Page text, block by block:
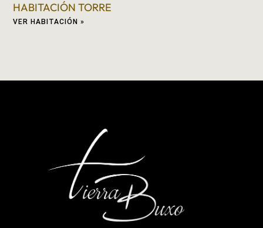
HABITACIÓN TORRE
VER HABITACIÓN »